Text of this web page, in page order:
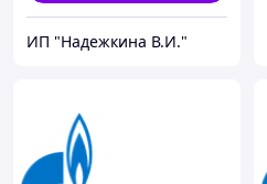
ИП "Надежкина В.И."